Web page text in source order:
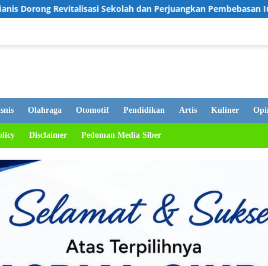
dan Perjuangkan Pembebasan Iuran Komite bagi Siswa
Olahraga Otomotif Pendidikan Artis Kuliner
Disclaimer Pedoman Media Siber